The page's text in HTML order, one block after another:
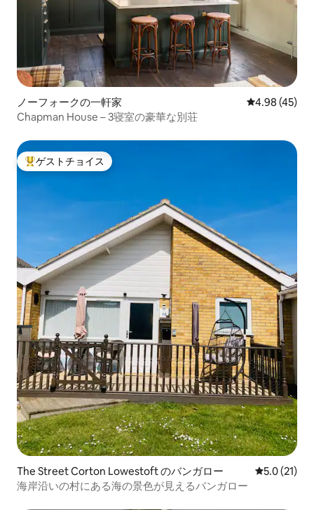
ノーフォークの一軒家 レビュー45
4.98 (45)
Chapman House – 3寝室の豪華な別荘
大好評のゲストチョイスです。
ゲストチョイス
The Street Corton Lowestoft のバンガロー レビュー21
5.0 (21)
海岸沿いの村にある海の景色が見えるバンガロー